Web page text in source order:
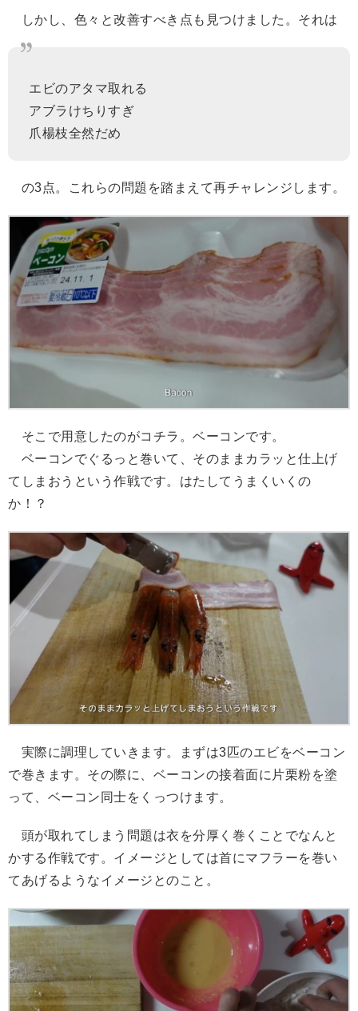
しかし、色々と改善すべき点も見つけました。それは
エビのアタマ取れる
アブラけちりすぎ
爪楊枝全然だめ
の3点。これらの問題を踏まえて再チャレンジします。
そこで用意したのがコチラ。ベーコンです。
ベーコンでぐるっと巻いて、そのままカラッと仕上げ
てしまおうという作戦です。はたしてうまくいくの
か！？
実際に調理していきます。まずは3匹のエビをベーコン
で巻きます。その際に、ベーコンの接着面に片栗粉を塗
って、ベーコン同士をくっつけます。
頭が取れてしまう問題は衣を分厚く巻くことでなんと
かする作戦です。イメージとしては首にマフラーを巻い
てあげるようなイメージとのこと。